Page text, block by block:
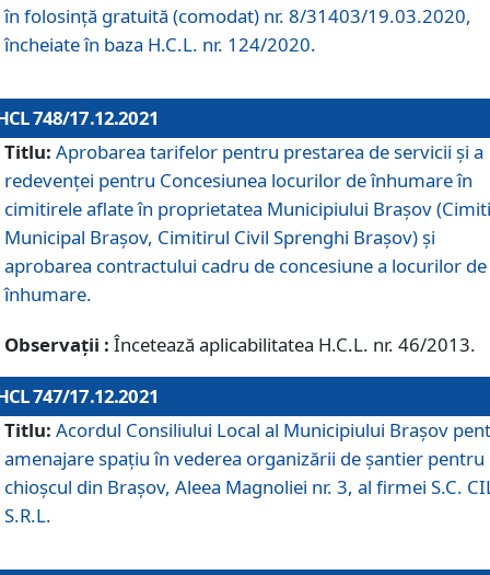
în folosință gratuită (comodat) nr. 8/31403/19.03.2020,
încheiate în baza H.C.L. nr. 124/2020.
748/17.12.2021
Titlu: Aprobarea tarifelor pentru prestarea de servicii şi a
redevenţei pentru Concesiunea locurilor de înhumare în
cimitirele aflate în proprietatea Municipiului Braşov
Municipal Braşov, Cimitirul Civil Sprenghi Braşov) şi
aprobarea contractului cadru de concesiune a locurilor de
înhumare.
Observații : Încetează aplicabilitatea H.C.L. nr. 46/2013.
747/17.12.2021
Titlu: Acordul Consiliului Local al Municipiului Braşov
amenajare spațiu în vederea organizării de șantier pentru
chioșcul din Brașov, Aleea Magnoliei nr. 3, al firmei S.C.
S.R.L.